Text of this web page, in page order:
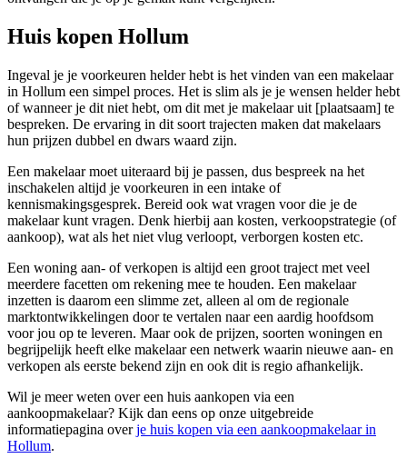
Huis kopen Hollum
Ingeval je je voorkeuren helder hebt is het vinden van een makelaar
in Hollum een simpel proces. Het is slim als je je wensen helder hebt
of wanneer je dit niet hebt, om dit met je makelaar uit [plaatsaam] te
bespreken. De ervaring in dit soort trajecten maken dat makelaars
hun prijzen dubbel en dwars waard zijn.
Een makelaar moet uiteraard bij je passen, dus bespreek na het
inschakelen altijd je voorkeuren in een intake of
kennismakingsgesprek. Bereid ook wat vragen voor die je de
makelaar kunt vragen. Denk hierbij aan kosten, verkoopstrategie (of
aankoop), wat als het niet vlug verloopt, verborgen kosten etc.
Een woning aan- of verkopen is altijd een groot traject met veel
meerdere facetten om rekening mee te houden. Een makelaar
inzetten is daarom een slimme zet, alleen al om de regionale
marktontwikkelingen door te vertalen naar een aardig hoofdsom
voor jou op te leveren. Maar ook de prijzen, soorten woningen en
begrijpelijk heeft elke makelaar een netwerk waarin nieuwe aan- en
verkopen als eerste bekend zijn en ook dit is regio afhankelijk.
Wil je meer weten over een huis aankopen via een
aankoopmakelaar? Kijk dan eens op onze uitgebreide
informatiepagina overje huis kopen via een aankoopmakelaar in
Hollum.